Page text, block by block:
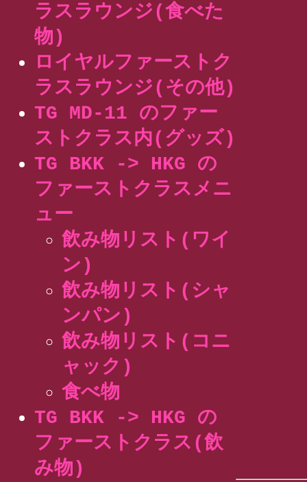
ラスラウンジ(食べた
物)
ロイヤルファーストク
ラスラウンジ(その他)
TG MD-11 のファー
ストクラス内(グッズ)
TG BKK -> HKG の
ファーストクラスメニ
ュー
飲み物リスト(ワイ
ン)
飲み物リスト(シャ
ンパン)
飲み物リスト(コニ
ャック)
食べ物
TG BKK -> HKG の
ファーストクラス(飲
み物)